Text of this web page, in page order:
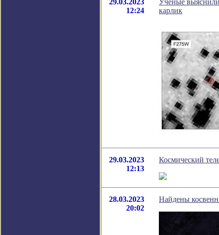
29.03.2023
12:24
Ученые
карлик
29.03.2023
12:13
Космический
28.03.2023
20:02
Найдены